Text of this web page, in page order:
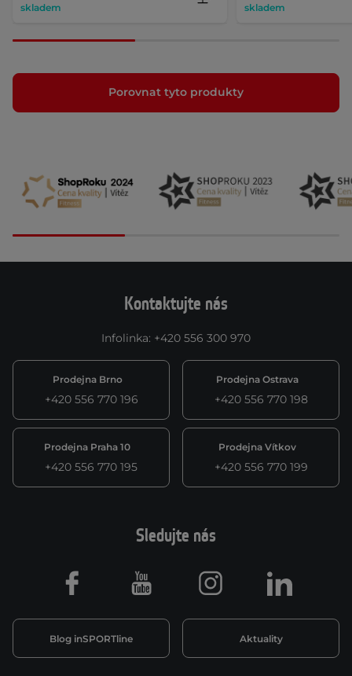
skladem
skladem
Porovnat tyto produkty
Kontaktujte nás
Infolinka: +420 556 300 970
Prodejna Brno
+420 556 770 196
Prodejna Ostrava
+420 556 770 198
Prodejna Praha 10
+420 556 770 195
Prodejna Vítkov
+420 556 770 199
Sledujte nás
Blog inSPORTline Aktuality
Facebook Youtube Instagram LinkedIn